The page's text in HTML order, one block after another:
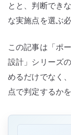
とと、判断でき
な実施点を選ぶ
この記事は「ポ
設計」シリーズ
めるだけでなく
点で判定するか